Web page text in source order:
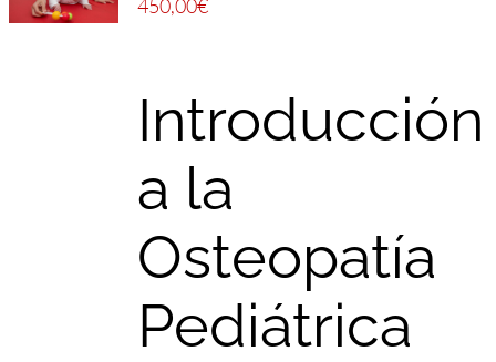
450,00€
Introducción
a la
Osteopatía
Pediátrica